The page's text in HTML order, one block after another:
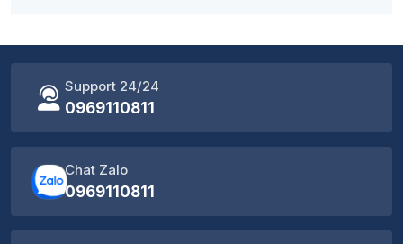
Support 24/24
0969110811
Chat Zalo
0969110811